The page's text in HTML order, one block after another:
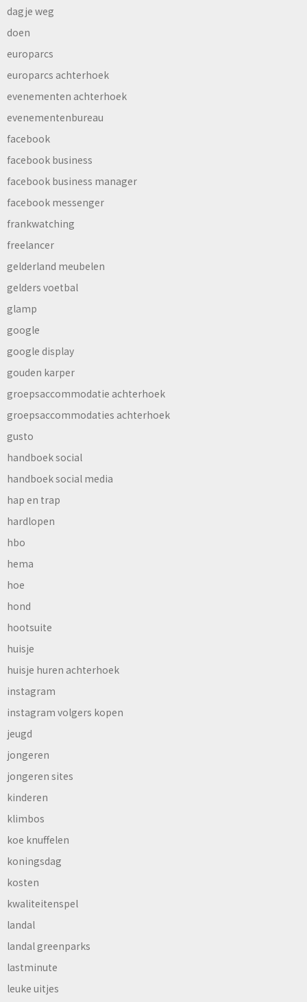
dagje weg
doen
europarcs
europarcs achterhoek
evenementen achterhoek
evenementenbureau
facebook
facebook business
facebook business manager
facebook messenger
frankwatching
freelancer
gelderland meubelen
gelders voetbal
glamp
google
google display
gouden karper
groepsaccommodatie achterhoek
groepsaccommodaties achterhoek
gusto
handboek social
handboek social media
hap en trap
hardlopen
hbo
hema
hoe
hond
hootsuite
huisje
huisje huren achterhoek
instagram
instagram volgers kopen
jeugd
jongeren
jongeren sites
kinderen
klimbos
koe knuffelen
koningsdag
kosten
kwaliteitenspel
landal
landal greenparks
lastminute
leuke uitjes